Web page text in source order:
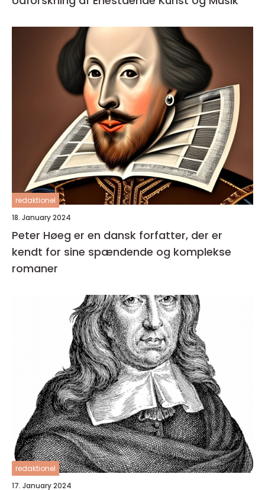
redaktionel
18. January 2024
Peter Høeg er en dansk forfatter, der er
kendt for sine spændende og komplekse
romaner
redaktionel
17. January 2024